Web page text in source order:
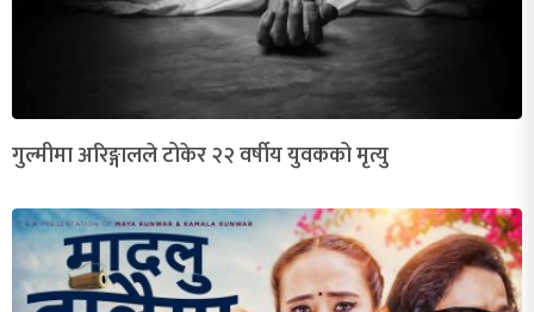
गुल्मीमा अरिङ्गालले टोकेर २२ वर्षीय युवकको मृत्यु